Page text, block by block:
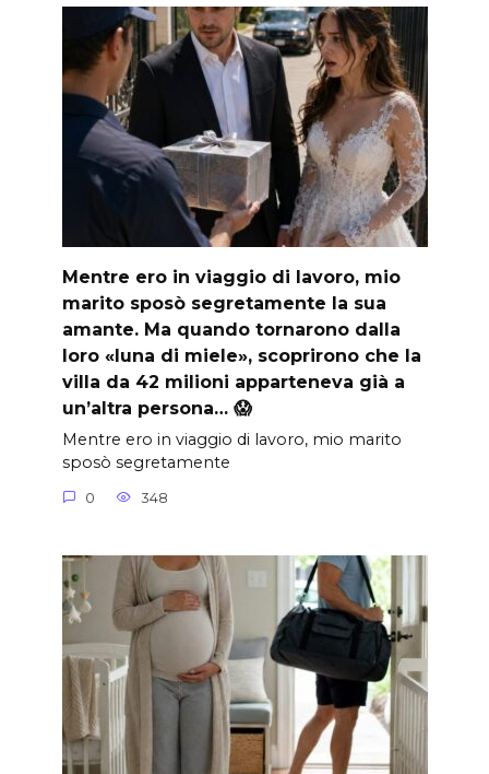
Mentre ero in viaggio di lavoro, mio
marito sposò segretamente la sua
amante. Ma quando tornarono dalla
loro «luna di miele», scoprirono che la
villa da 42 milioni apparteneva già a
un’altra persona… 😱
Mentre ero in viaggio di lavoro, mio marito
sposò segretamente
0 348